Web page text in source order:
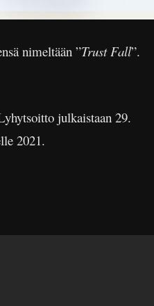
nimeltään ”Trust Fall”.
julkaistaan 29.
2021.